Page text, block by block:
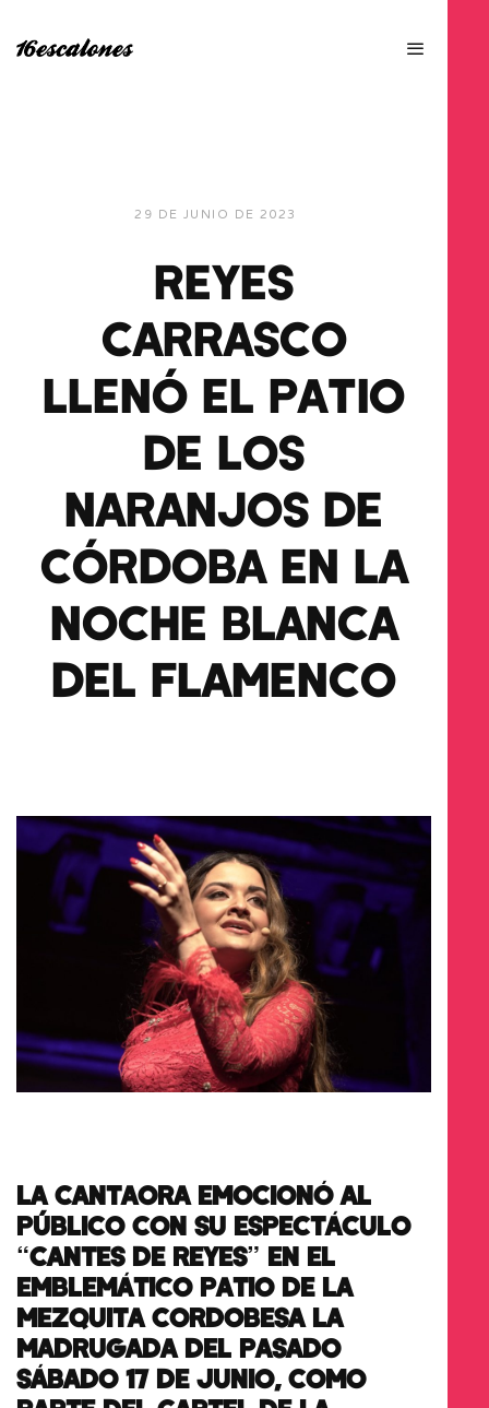
29 DE JUNIO DE 2023
REYES
CARRASCO
LLENÓ EL PATIO
DE LOS
NARANJOS DE
CÓRDOBA EN LA
NOCHE BLANCA
DEL FLAMENCO
LA CANTAORA EMOCIONÓ AL
PÚBLICO CON SU ESPECTÁCULO
“CANTES DE REYES” EN EL
EMBLEMÁTICO PATIO DE LA
MEZQUITA CORDOBESA LA
MADRUGADA DEL PASADO
SÁBADO 17 DE JUNIO, COMO